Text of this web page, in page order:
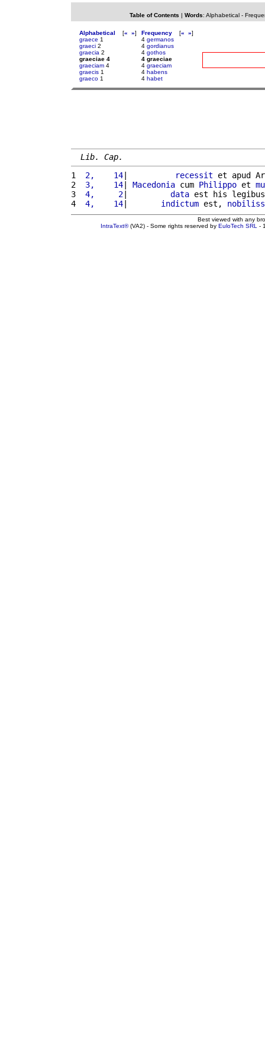
Table of Contents | Words: Alphabetical-
Alphabetical [« »]
graece 1
graeci 2
graecia 2
graeciae 4
graeciam 4
graecis 1
graeco 1
Frequency [« »]
4 germanos
4 gordianus
4 gothos
4 graeciae
4 graeciam
4 habens
4 habet
Lib. Cap.
1
2,    14| recessit et apud
2
3,    14| Macedonia cum Philippo et
3
4,     2| data est his
4
4,    14| indictum est,
Best viewed with any
IntraText®(VA2) - Some rights reserved by EuloTech SRL -